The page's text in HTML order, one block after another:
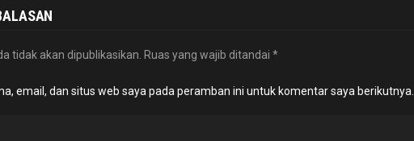
tidak akan dipublikasikan. Ruas yang wajib ditandai *
email, dan situs web saya pada peramban ini untuk komentar saya berikutnya.